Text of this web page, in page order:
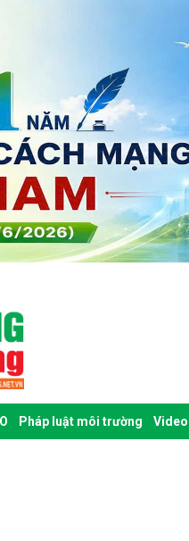
Pháp luật môi trường Video